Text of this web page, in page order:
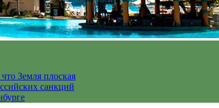
Земля плоская
санкций